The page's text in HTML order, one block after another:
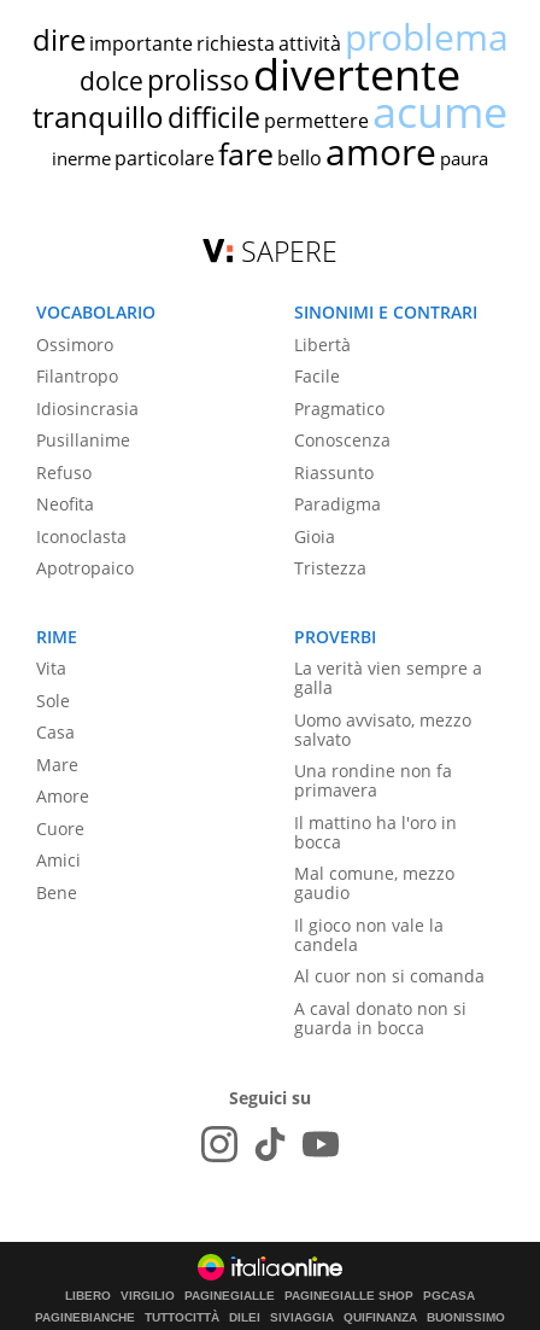
dire importante richiestaattività problema
dolce prolissodivertente
tranquillodifficile permettereacume
inerme particolarefare bello amore paura
SAPERE
VOCABOLARIO
Ossimoro
Filantropo
Idiosincrasia
Pusillanime
Refuso
Neofita
Iconoclasta
Apotropaico
SINONIMI E CONTRARI
Libertà
Facile
Pragmatico
Conoscenza
Riassunto
Paradigma
Gioia
Tristezza
RIME
Vita
Sole
Casa
Mare
Amore
Cuore
Amici
Bene
PROVERBI
La verità vien sempre a
galla
Uomo avvisato, mezzo
salvato
Una rondine non fa
primavera
Il mattino ha l'oro in
bocca
Mal comune, mezzo
gaudio
Il gioco non vale la
candela
Al cuor non si comanda
A caval donato non si
guarda in bocca
Seguici su
LIBERO VIRGILIO PAGINEGIALLE PAGINEGIALLE SHOP
PGCASA
PAGINEBIANCHE
TUTTOCITTÀ DILEI SIVIAGGIA QUIFINANZA BUONISSIMO